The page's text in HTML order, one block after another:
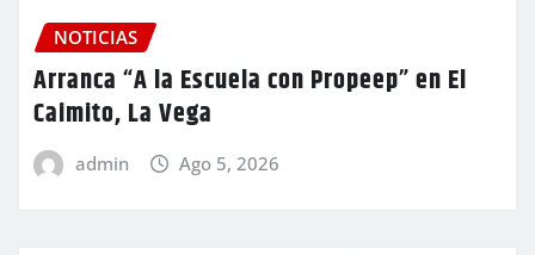
NOTICIAS
Arranca “A la Escuela con Propeep” en El
Caimito, La Vega
admin Ago 5, 2026